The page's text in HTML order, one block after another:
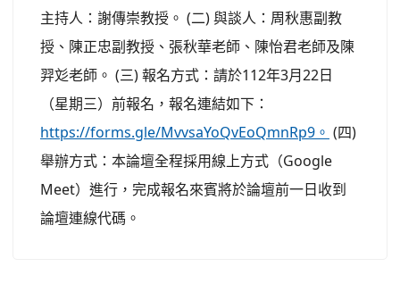
主持人：謝傳崇教授。 (二) 與談人：周秋惠副教
授、陳正忠副教授、張秋華老師、陳怡君老師及陳
羿彣老師。 (三) 報名方式：請於112年3月22日
（星期三）前報名，報名連結如下：
https://forms.gle/MvvsaYoQvEoQmnRp9。 (四)
舉辦方式：本論壇全程採用線上方式（Google
Meet）進行，完成報名來賓將於論壇前一日收到
論壇連線代碼。